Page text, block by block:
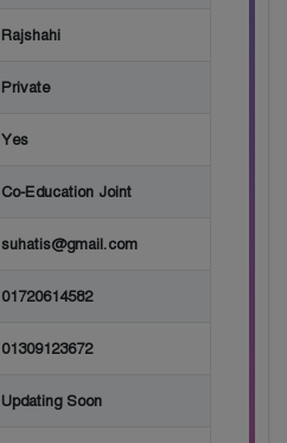
Rajshahi
Private
Yes
Co-Education Joint
suhatis@gmail.com
01720614582
01309123672
Updating Soon